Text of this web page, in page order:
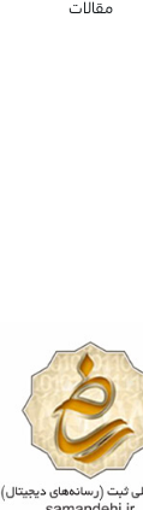
مقالات